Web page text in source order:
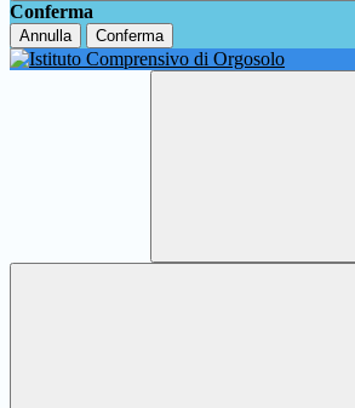
Conferma
Annulla Conferma